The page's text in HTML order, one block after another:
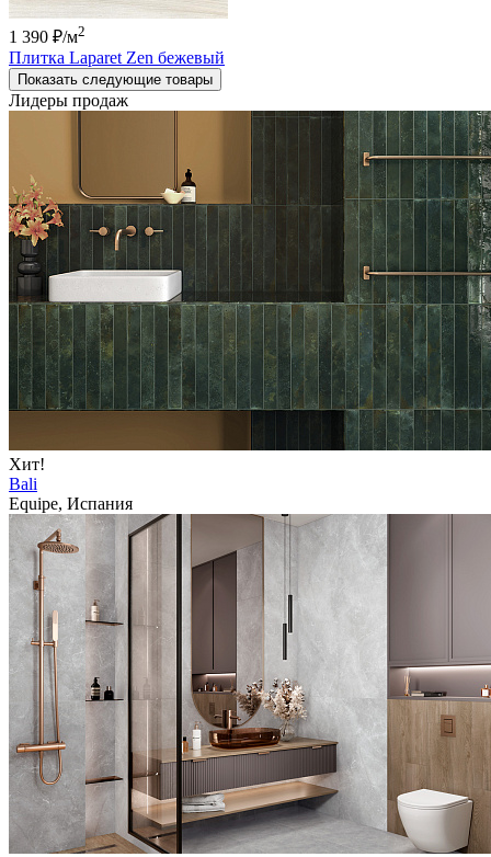
1 390 ₽/м2
Плитка Laparet Zen бежевый
Показать следующие товары
Лидеры продаж
Хит!
Bali
Equipe, Испания